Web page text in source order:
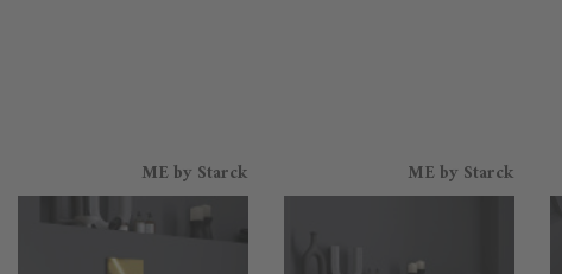
ME by Starck
ME by Starck